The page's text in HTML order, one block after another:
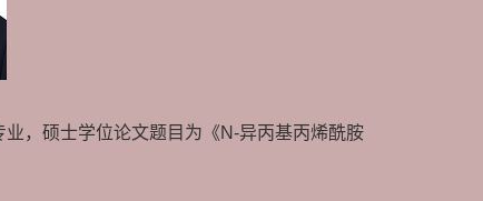
，硕士学位论文题目为《N-异丙基丙烯酰胺